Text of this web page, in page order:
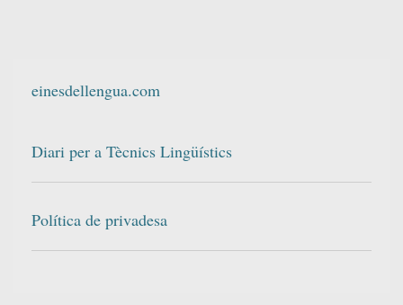
einesdellengua.com
Diari per a Tècnics Lingüístics
Política de privadesa